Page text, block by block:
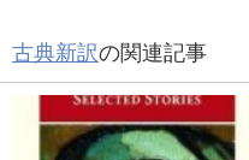
古典新訳の関連記事